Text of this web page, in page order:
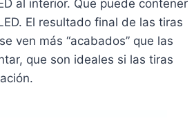
al interior. Que puede contener
El resultado final de las tiras
ven más “acabados” que las
que son ideales si las tiras